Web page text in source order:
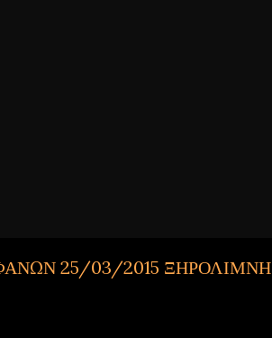
25/03/2015 ΞΗΡΟΛΙΜΝΗ